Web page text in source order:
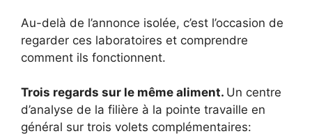
Au-delà de l’annonce isolée, c’est l’occasion de
regarder ces laboratoires et comprendre
comment ils fonctionnent.
Trois regards sur le même aliment. Un centre
d’analyse de la filière à la pointe travaille en
général sur trois volets complémentaires: